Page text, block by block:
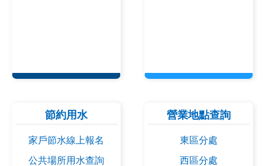
節約用水
家戶節水線上報名
公共場所用水查詢
營業地點查詢
東區分處
西區分處